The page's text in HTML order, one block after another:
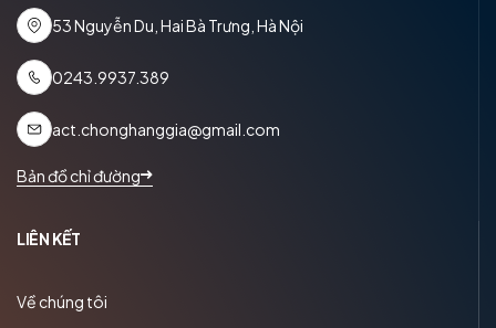
53 Nguyễn Du, Hai Bà Trưng, Hà Nội
0243.9937.389
act.chonghanggia@gmail.com
Bản đồ chỉ đường
LIÊN KẾT
Về chúng tôi